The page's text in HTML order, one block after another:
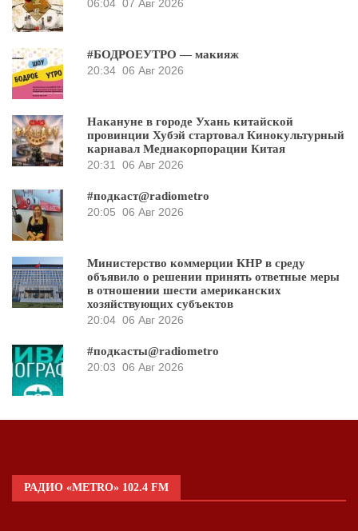
06:04 07 Авг 2026
#БОДРОЕУТРО — макияж
20:34 06 Авг 2026
Накануне в городе Ухань китайской
провинции Хубэй стартовал Кинокультурный
карнавал Медиакорпорации Китая
20:31 06 Авг 2026
#подкаст@radiometro
20:05 06 Авг 2026
Министерство коммерции КНР в среду
объявило о решении принять ответные меры
в отношении шести американских
хозяйствующих субъектов
20:04 06 Авг 2026
#подкасты@radiometro
20:03 06 Авг 2026
РАДИО «METRO» 102.4 FM